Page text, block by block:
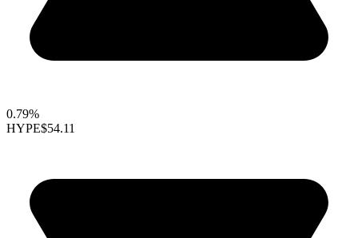
0.79%
HYPE$54.11